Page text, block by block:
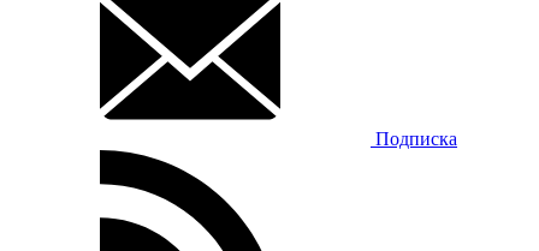
Подписка